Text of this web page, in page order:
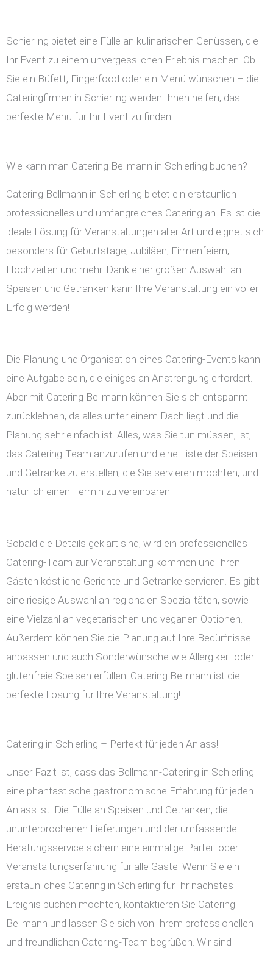
Schierling bietet eine Fülle an kulinarischen Genüssen, die
Ihr Event zu einem unvergesslichen Erlebnis machen. Ob
Sie ein Büfett, Fingerfood oder ein Menü wünschen – die
Cateringfirmen in Schierling werden Ihnen helfen, das
perfekte Menü für Ihr Event zu finden.
Wie kann man Catering Bellmann in Schierling buchen?
Catering Bellmann in Schierling bietet ein erstaunlich
professionelles und umfangreiches Catering an. Es ist die
ideale Lösung für Veranstaltungen aller Art und eignet sich
besonders für Geburtstage, Jubiläen, Firmenfeiern,
Hochzeiten und mehr. Dank einer großen Auswahl an
Speisen und Getränken kann Ihre Veranstaltung ein voller
Erfolg werden!
Die Planung und Organisation eines Catering-Events kann
eine Aufgabe sein, die einiges an Anstrengung erfordert.
Aber mit Catering Bellmann können Sie sich entspannt
zurücklehnen, da alles unter einem Dach liegt und die
Planung sehr einfach ist. Alles, was Sie tun müssen, ist,
das Catering-Team anzurufen und eine Liste der Speisen
und Getränke zu erstellen, die Sie servieren möchten, und
natürlich einen Termin zu vereinbaren.
Sobald die Details geklärt sind, wird ein professionelles
Catering-Team zur Veranstaltung kommen und Ihren
Gästen köstliche Gerichte und Getränke servieren. Es gibt
eine riesige Auswahl an regionalen Spezialitäten, sowie
eine Vielzahl an vegetarischen und veganen Optionen.
Außerdem können Sie die Planung auf Ihre Bedürfnisse
anpassen und auch Sonderwünsche wie Allergiker- oder
glutenfreie Speisen erfüllen. Catering Bellmann ist die
perfekte Lösung für Ihre Veranstaltung!
Catering in Schierling – Perfekt für jeden Anlass!
Unser Fazit ist, dass das Bellmann-Catering in Schierling
eine phantastische gastronomische Erfahrung für jeden
Anlass ist. Die Fülle an Speisen und Getränken, die
ununterbrochenen Lieferungen und der umfassende
Beratungsservice sichern eine einmalige Partei- oder
Veranstaltungserfahrung für alle Gäste. Wenn Sie ein
erstaunliches Catering in Schierling für Ihr nächstes
Ereignis buchen möchten, kontaktieren Sie Catering
Bellmann und lassen Sie sich von Ihrem professionellen
und freundlichen Catering-Team begrüßen. Wir sind